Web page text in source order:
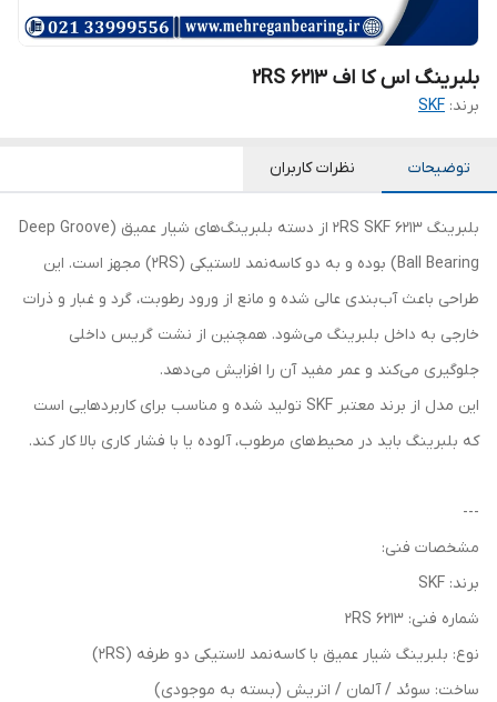
بلبرینگ اس کا اف 6213 2RS
برند: SKF
توضیحات نظرات کاربران
بلبرینگ 6213 2RS SKF از دسته بلبرینگ‌های شیار عمیق (Deep Groove
Ball Bearing) بوده و به دو کاسه‌نمد لاستیکی (2RS) مجهز است. این
طراحی باعث آب‌بندی عالی شده و مانع از ورود رطوبت، گرد و غبار و ذرات
خارجی به داخل بلبرینگ می‌شود. همچنین از نشت گریس داخلی
جلوگیری می‌کند و عمر مفید آن را افزایش می‌دهد.
این مدل از برند معتبر SKF تولید شده و مناسب برای کاربردهایی است
که بلبرینگ باید در محیط‌های مرطوب، آلوده یا با فشار کاری بالا کار کند.
---
مشخصات فنی:
برند: SKF
شماره فنی: 6213 2RS
نوع: بلبرینگ شیار عمیق با کاسه‌نمد لاستیکی دو طرفه (2RS)
ساخت: سوئد / آلمان / اتریش (بسته به موجودی)